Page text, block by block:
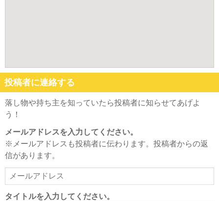
投稿者に連絡する
落し物や持ち主を知っていたら投稿者に知らせてあげよ
う！
メールアドレスを入力してください。
※メールアドレスも投稿者に伝わります。投稿者からの返
信があります。
ー
ル
タイトルを入力してください。